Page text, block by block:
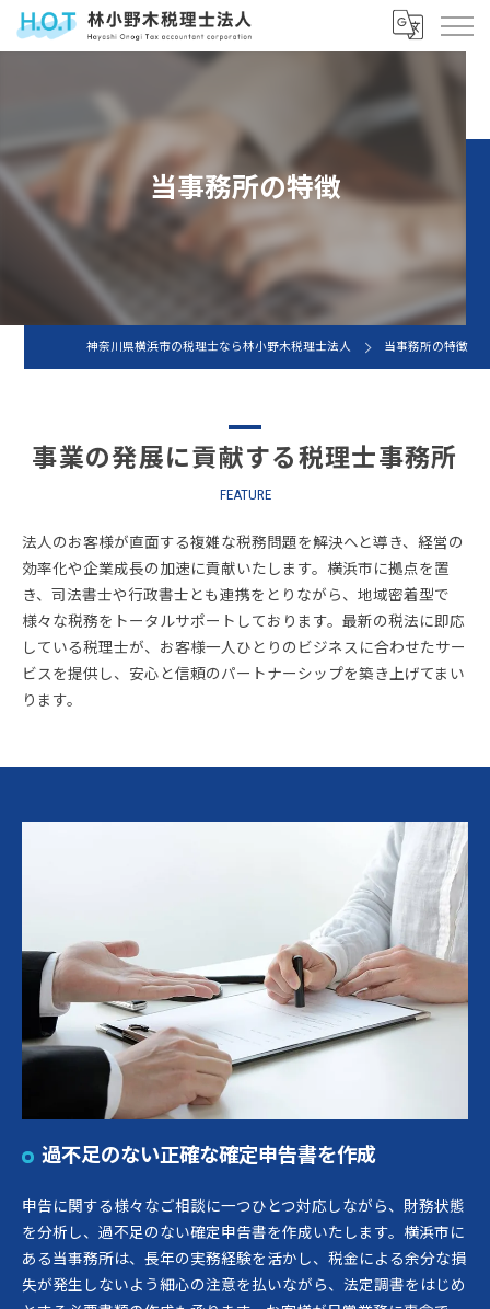
当事務所の特徴
神奈川県横浜市の税理士なら林小野木税理士法人 当事務所の特徴
事業の発展に貢献する税理士事務所
FEATURE
法人のお客様が直面する複雑な税務問題を解決へと導き、経営の
効率化や企業成長の加速に貢献いたします。横浜市に拠点を置
き、司法書士や行政書士とも連携をとりながら、地域密着型で
様々な税務をトータルサポートしております。最新の税法に即応
している税理士が、お客様一人ひとりのビジネスに合わせたサー
ビスを提供し、安心と信頼のパートナーシップを築き上げてまい
ります。
過不足のない正確な確定申告書を作成
申告に関する様々なご相談に一つひとつ対応しながら、財務状態
を分析し、過不足のない確定申告書を作成いたします。横浜市に
ある当事務所は、長年の実務経験を活かし、税金による余分な損
失が発生しないよう細心の注意を払いながら、法定調書をはじめ